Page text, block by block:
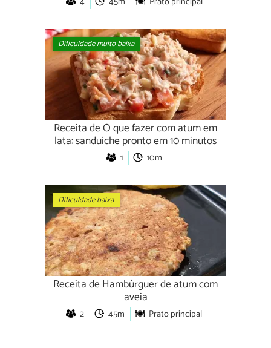
Dificuldade muito baixa
Receita de O que fazer com atum em
lata: sanduiche pronto em 10 minutos
1 10m
Dificuldade baixa
Receita de Hambúrguer de atum com
aveia
2 45m Prato principal